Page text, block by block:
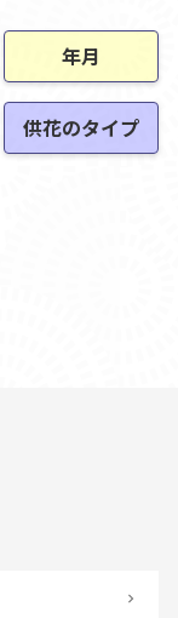
年月
供花のタイプ